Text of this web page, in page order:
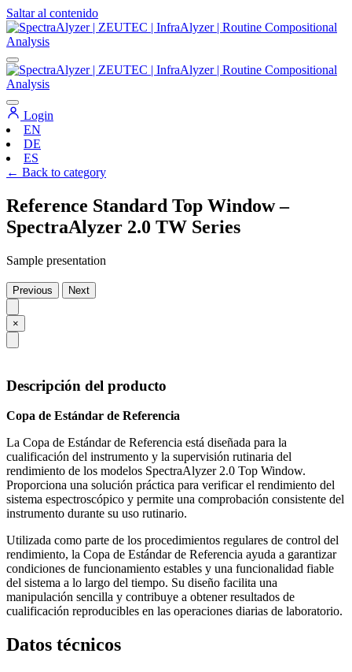
Saltar al contenido
Navegación
principal
Login
EN
DE
ES
← Back to category
Reference Standard Top Window –
SpectraAlyzer 2.0 TW Series
Sample presentation
Previous Next
×
Descripción del producto
Copa de Estándar de Referencia
La Copa de Estándar de Referencia está diseñada para la
cualificación del instrumento y la supervisión rutinaria del
rendimiento de los modelos SpectraAlyzer 2.0 Top Window.
Proporciona una solución práctica para verificar el rendimiento del
sistema espectroscópico y permite una comprobación consistente del
instrumento durante su uso rutinario.
Utilizada como parte de los procedimientos regulares de control del
rendimiento, la Copa de Estándar de Referencia ayuda a garantizar
condiciones de funcionamiento estables y una funcionalidad fiable
del sistema a lo largo del tiempo. Su diseño facilita una
manipulación sencilla y contribuye a obtener resultados de
cualificación reproducibles en las operaciones diarias de laboratorio.
Datos técnicos